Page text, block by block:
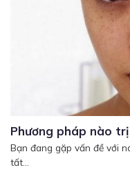
Phương pháp nào
Bạn đang gặp vấn đề với
tất...